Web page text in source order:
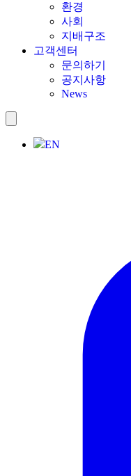
환경
사회
지배구조
고객센터
문의하기
공지사항
News
EN